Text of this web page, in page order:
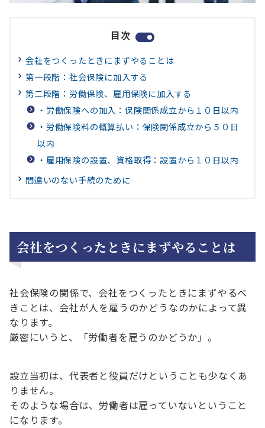
目次
会社をつくったときにまずやることは
第一段階：社会保険に加入する
第二段階：労働保険、雇用保険に加入する
・労働保険への加入：保険関係成立から１０日以内
・労働保険料の概算払い：保険関係成立から５０日
以内
・雇用保険の設置、資格取得：設置から１０日以内
間違いのない手続のために
会社をつくったときにまずやることは
社会保険の関係で、会社をつくったときにまずやるべ
きことは、会社が人を雇うのかどうなのかによって異
なります。
厳密にいうと、「労働者を雇うのかどうか」。
設立当初は、代表者と役員だけということも少なくあ
りません。
そのような場合は、労働者は雇っていないということ
になります。